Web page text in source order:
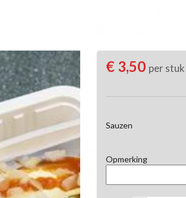
€ 3,50 per stuk
Sauzen
Opmerking